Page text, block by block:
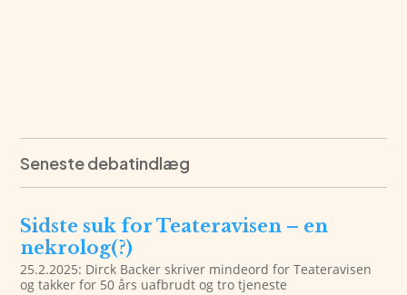
Seneste debatindlæg
Sidste suk for Teateravisen – en
nekrolog(?)
25.2.2025: Dirck Backer skriver mindeord for Teateravisen
og takker for 50 års uafbrudt og tro tjeneste